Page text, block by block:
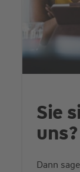
Sie
uns?
Dann